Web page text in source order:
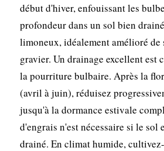
début d'hiver, enfouissant les
profondeur dans un sol bien
limoneux, idéalement amélioré de
gravier. Un drainage excellent est
la pourriture bulbaire. Après la
(avril à juin), réduisez
jusqu'à la dormance estivale
d'engrais n'est nécessaire si le sol
drainé. En climat humide,